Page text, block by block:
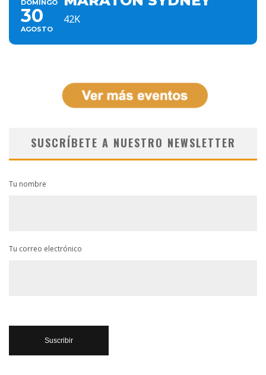
DOMINGO
30
AGOSTO
42K
SUSCRÍBETE A NUESTRO NEWSLETTER
Tu nombre
Tu correo electrónico